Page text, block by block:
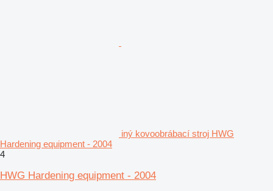
iný kovoobrábací stroj HWG
Hardening equipment - 2004
4
HWG Hardening equipment - 2004